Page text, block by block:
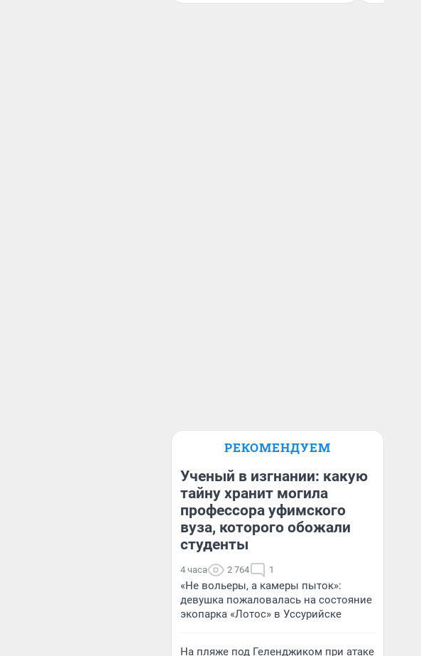
РЕКОМЕНДУЕМ
Ученый в изгнании: какую
тайну хранит могила
профессора уфимского
вуза, которого обожали
студенты
4 часа 2 764 1
«Не вольеры, а камеры пыток»:
девушка пожаловалась на состояние
экопарка «Лотос» в Уссурийске
На пляже под Геленджиком при атаке